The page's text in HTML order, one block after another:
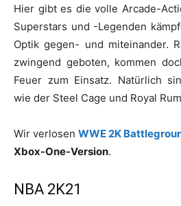
Hier gibt es die volle Arcade-
Superstars und -Legenden
Optik gegen- und miteinander.
zwingend geboten, kommen
Feuer zum Einsatz. Natürlich
wie der Steel Cage und Royal
Wir verlosen WWE 2K
Xbox-One-Version.
NBA 2K21